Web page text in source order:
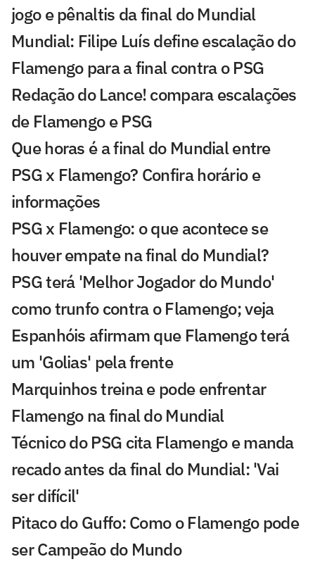
jogo e pênaltis da final do Mundial
Mundial: Filipe Luís define escalação do
Flamengo para a final contra o PSG
Redação do Lance! compara escalações
de Flamengo e PSG
Que horas é a final do Mundial entre
PSG x Flamengo? Confira horário e
informações
PSG x Flamengo: o que acontece se
houver empate na final do Mundial?
PSG terá 'Melhor Jogador do Mundo'
como trunfo contra o Flamengo; veja
Espanhóis afirmam que Flamengo terá
um 'Golias' pela frente
Marquinhos treina e pode enfrentar
Flamengo na final do Mundial
Técnico do PSG cita Flamengo e manda
recado antes da final do Mundial: 'Vai
ser difícil'
Pitaco do Guffo: Como o Flamengo pode
ser Campeão do Mundo